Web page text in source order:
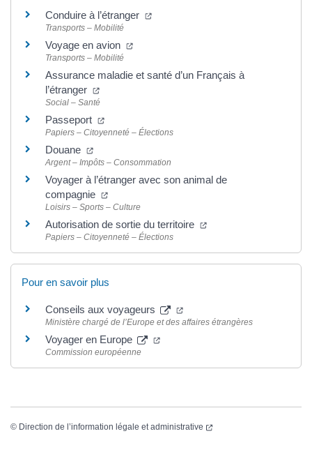
Conduire à l’étranger
Transports – Mobilité
Voyage en avion
Transports – Mobilité
Assurance maladie et santé d’un Français à
l’étranger
Social – Santé
Passeport
Papiers – Citoyenneté – Élections
Douane
Argent – Impôts – Consommation
Voyager à l’étranger avec son animal de
compagnie
Loisirs – Sports – Culture
Autorisation de sortie du territoire
Papiers – Citoyenneté – Élections
Pour en savoir plus
Conseils aux voyageurs
Ministère chargé de l’Europe et des affaires étrangères
Voyager en Europe
Commission européenne
© Direction de l’information légale et administrative